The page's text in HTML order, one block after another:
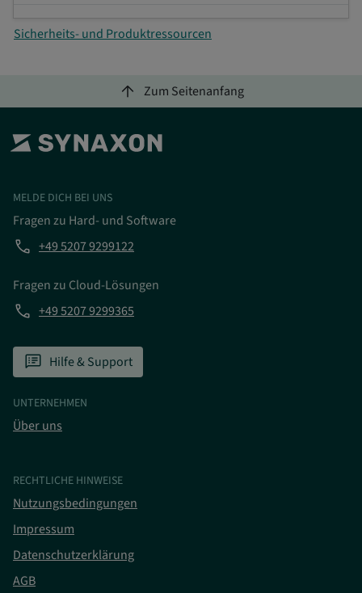
Sicherheits- und Produktressourcen
arrow_upward Zum Seitenanfang
MELDE DICH BEI UNS
Fragen zu Hard- und Software
phone +49 5207 9299122
Fragen zu Cloud-Lösungen
phone +49 5207 9299365
speaker_notes Hilfe & Support
UNTERNEHMEN
Über uns
RECHTLICHE HINWEISE
Nutzungsbedingungen
Impressum
Datenschutzerklärung
AGB